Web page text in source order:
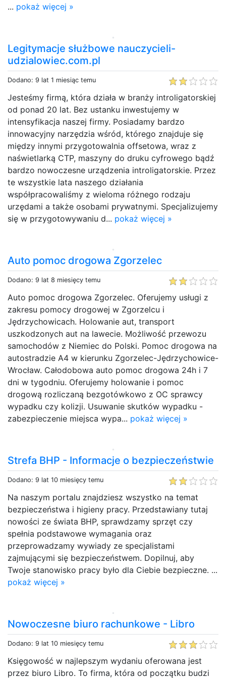
... pokaż więcej »
Legitymacje służbowe nauczycieli-
udzialowiec.com.pl
Dodano: 9 lat 1 miesiąc temu
Jesteśmy firmą, która działa w branży introligatorskiej
od ponad 20 lat. Bez ustanku inwestujemy w
intensyfikacja naszej firmy. Posiadamy bardzo
innowacyjny narzędzia wśród, którego znajduje się
między innymi przygotowalnia offsetowa, wraz z
naświetlarką CTP, maszyny do druku cyfrowego bądź
bardzo nowoczesne urządzenia introligatorskie. Przez
te wszystkie lata naszego działania
współpracowaliśmy z wieloma różnego rodzaju
urzędami a także osobami prywatnymi. Specjalizujemy
się w przygotowywaniu d... pokaż więcej »
Auto pomoc drogowa Zgorzelec
Dodano: 9 lat 8 miesięcy temu
Auto pomoc drogowa Zgorzelec. Oferujemy usługi z
zakresu pomocy drogowej w Zgorzelcu i
Jędrzychowicach. Holowanie aut, transport
uszkodzonych aut na lawecie. Możliwość przewozu
samochodów z Niemiec do Polski. Pomoc drogowa na
autostradzie A4 w kierunku Zgorzelec-Jędrzychowice-
Wrocław. Całodobowa auto pomoc drogowa 24h i 7
dni w tygodniu. Oferujemy holowanie i pomoc
drogową rozliczaną bezgotówkowo z OC sprawcy
wypadku czy kolizji. Usuwanie skutków wypadku -
zabezpieczenie miejsca wypa... pokaż więcej »
Strefa BHP - Informacje o bezpieczeństwie
Dodano: 9 lat 10 miesięcy temu
Na naszym portalu znajdziesz wszystko na temat
bezpieczeństwa i higieny pracy. Przedstawiany tutaj
nowości ze świata BHP, sprawdzamy sprzęt czy
spełnia podstawowe wymagania oraz
przeprowadzamy wywiady ze specjalistami
zajmującymi się bezpieczeństwem. Dopilnuj, aby
Twoje stanowisko pracy było dla Ciebie bezpieczne. ...
pokaż więcej »
Nowoczesne biuro rachunkowe - Libro
Dodano: 9 lat 10 miesięcy temu
Księgowość w najlepszym wydaniu oferowana jest
przez biuro Libro. To firma, która od początku budzi